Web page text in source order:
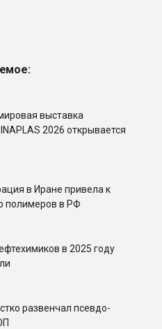
выставка
2026 открывается
в Иране привела к
полимеров в РФ
в 2025 году
развенчал псевдо-